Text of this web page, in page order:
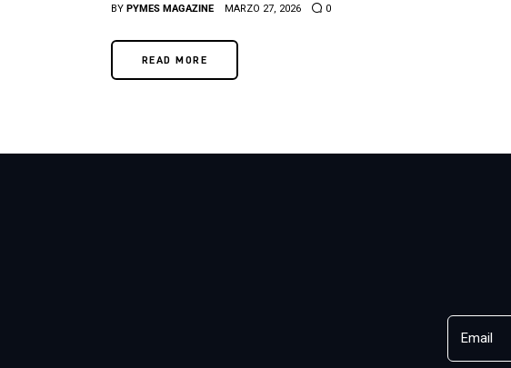
BY PYMES MAGAZINE MARZO 27, 2026 0
READ MORE